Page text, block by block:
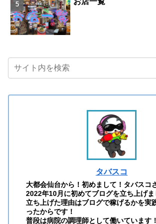
タバスコ
大都会仙台から！初めまして！タバスコ
2022年10月に初めてブログを立ち上げま
立ち上げた理由はブログで稼げるかを実
ったからです！
普段は病院の調理師として働いています！